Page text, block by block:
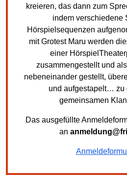
kreieren, das dann zum
indem verschiedene
Hörspielsequenzen
mit Grotest Maru werden
einer
zusammengestellt und
nebeneinander gestellt,
und aufgestapelt… zu
gemeinsamen
Das ausgefüllte
an